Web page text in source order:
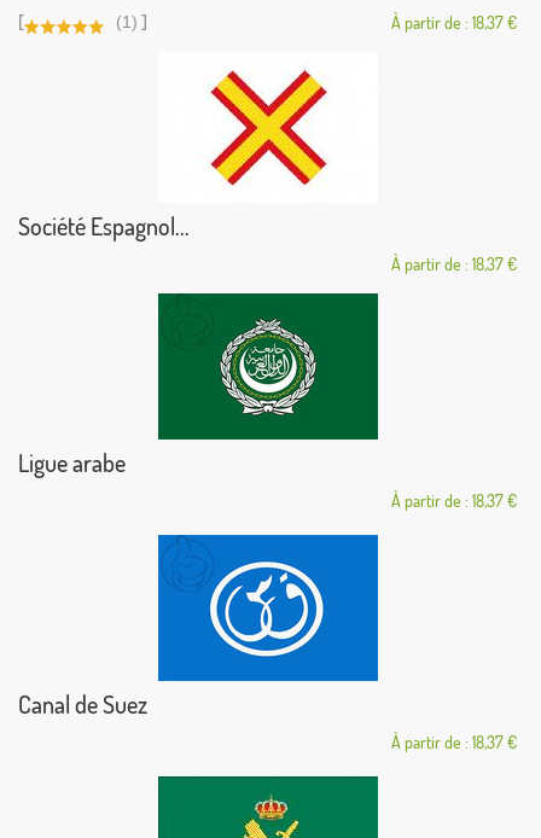
[ (1) ] À partir de : 18,37 €
Société Espagnol...
À partir de : 18,37 €
Ligue arabe
À partir de : 18,37 €
Canal de Suez
À partir de : 18,37 €